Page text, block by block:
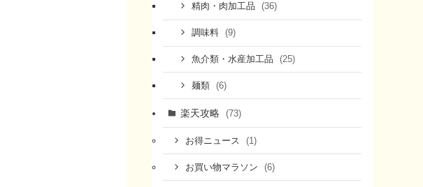
精肉・肉加工品 (36)
調味料 (9)
魚介類・水産加工品 (25)
麺類 (6)
楽天攻略 (73)
お得ニュース (1)
お買い物マラソン (6)